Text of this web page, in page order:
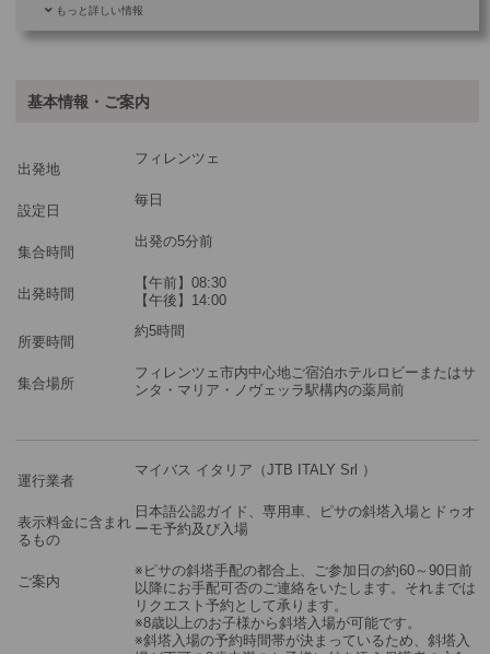
もっと詳しい情報
ツアーコード
※料金：大人・子供2歳以上共通
基本情報・ご案内
出発地
フィレンツェ
設定日
毎日
集合時間
出発の5分前
出発時間
【午前】08:30
【午後】14:00
所要時間
約5時間
集合場所
フィレンツェ市内中心地ご宿泊ホテルロビーまたはサ
ンタ・マリア・ノヴェッラ駅構内の薬局前
運行業者
マイバス イタリア（JTB ITALY Srl ）
表示料金に含まれ
るもの
日本語公認ガイド、専用車、ピサの斜塔入場とドゥオ
ーモ予約及び入場
ご案内
※ピサの斜塔手配の都合上、ご参加日の約60～90日前
以降にお手配可否のご連絡をいたします。それまでは
リクエスト予約として承ります。
※8歳以上のお子様から斜塔入場が可能です。
※斜塔入場の予約時間帯が決まっているため、斜塔入